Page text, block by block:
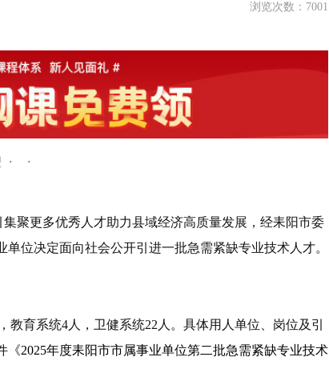
浏览次数：7001
· ·
聚更多优秀人才助力县域经济高质量发展，经耒阳市委
位决定面向社会公开引进一批急需紧缺专业技术人才。
教育系统4人，卫健系统22 人。具体用人单位、岗位及引
《2025年度耒阳市市属事业单位第二批急需紧缺专业技术